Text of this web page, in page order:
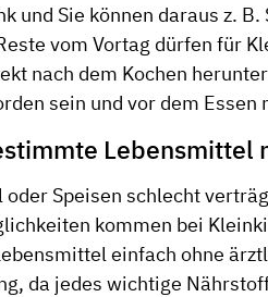
und Sie können daraus z.
vom Vortag dürfen für
nach dem Kochen
sein und vor dem
Lebensmittel
Speisen schlecht
kommen bei
einfach ohne
da jedes wichtige